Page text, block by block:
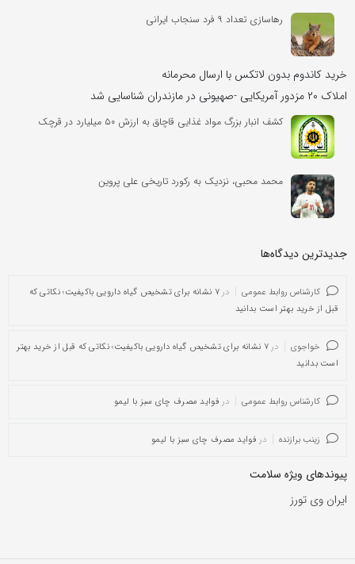
رهاسازی تعداد ٩ فرد سنجاب ایرانی
خرید کاندوم بدون لاتکس با ارسال محرمانه
املاک ۲۰ مزدور آمریکایی -صهیونی در مازندران شناسایی شد
کشف انبار بزرگ مواد غذایی قاچاق به ارزش ۵۰ میلیارد در قرچک
محمد محبی، نزدیک به رکورد تاریخی علی پروین
جدیدترین دیدگاه‌‌ها
کارشناس روابط عمومی در
۷ نشانه برای تشخیص گیاه دارویی باکیفیت؛ نکاتی که
قبل از خرید بهتر است بدانید
خواجوی در
۷ نشانه برای تشخیص گیاه دارویی باکیفیت؛ نکاتی که قبل از خرید بهتر
است بدانید
کارشناس روابط عمومی در فواید مصرف چای سبز با لیمو
زینب برازنده در فواید مصرف چای سبز با لیمو
پیوندهای ویژه سلامت
ایران وی تورز